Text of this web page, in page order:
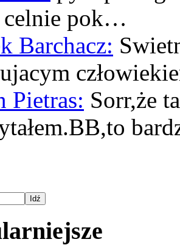
pok…
Barchacz:
Pietras: Sorr,że